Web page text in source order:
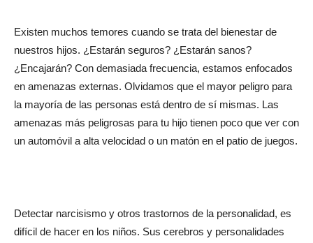
Existen muchos temores cuando se trata del bienestar de
nuestros hijos. ¿Estarán seguros? ¿Estarán sanos?
¿Encajarán? Con demasiada frecuencia, estamos enfocados
en amenazas externas. Olvidamos que el mayor peligro para
la mayoría de las personas está dentro de sí mismas. Las
amenazas más peligrosas para tu hijo tienen poco que ver con
un automóvil a alta velocidad o un matón en el patio de juegos.
Detectar narcisismo y otros trastornos de la personalidad, es
difícil de hacer en los niños. Sus cerebros y personalidades